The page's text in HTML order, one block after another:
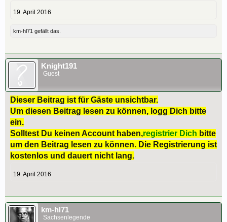
19. April 2016
km-hl71 gefällt das.
Knight191
Guest
Dieser Beitrag ist für Gäste unsichtbar.
Um diesen Beitrag lesen zu können, logg Dich bitte
ein.
Solltest Du keinen Account haben,registrier Dich bitte
um den Beitrag lesen zu können. Die Registrierung ist
kostenlos und dauert nicht lang.
19. April 2016
km-hl71
Sachsenlegende